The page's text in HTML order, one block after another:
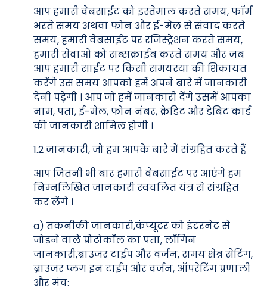
आप हमारी वेबसाईट को इस्तेमाल करते समय, फॉर्म
भरते समय अथवा फोन और ई-मेल से संवाद करते
समय, हमारी वेबसाईट पर रजिस्ट्रेशन करते समय,
हमारी सेवाओं को सब्सक्राईब करते समय और जब
आप हमारी साईट पर किसी समयस्या की शिकायत
करेंगे उस समय आपको हमें अपने बारे में जानकारी
देनी पड़ेगी । आप जो हमें जानकारी देंगे उसमें आपका
नाम, पता, ई-मेल, फोन नंबर, क्रेडिट और डेबिट कार्ड
की जानकारी शामिल होगी ।
1.2 जानकारी, जो हम आपके बारे में संग्रहित करते हैं
आप जितनी भी बार हमारी वेबसाईट पर आएंगे हम
निम्नलिखित जानकारी स्वचलित यंत्र से संग्रहित
कर लेंगे ।
a) तकनीकी जानकारी,कंप्यूटर को इंटरनेट से
जोड़ने वाले प्रोटोकॉल का पता, लॉगिन
जानकारी,ब्राउजर टाईप और वर्जन, समय क्षेत्र सेटिंग,
ब्राउजर प्लग इन टाईप और वर्जन, ऑपरेटिंग प्रणाली
और मंच: